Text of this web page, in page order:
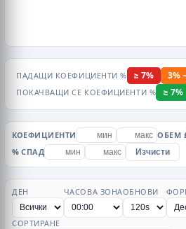
ПАДАЩИ КОЕФИЦИЕНТИ % ≥ 7% 3%
ПОКАЧВАЩИ СЕ КОЕФИЦИЕНТИ % ≥ 7%
КОЕФИЦИЕНТИ
ОБЕМ
% СПАД
Изчисти
ДЕН ЧАСОВА ЗОНАОБНОВИ
СОРТИРАНЕ